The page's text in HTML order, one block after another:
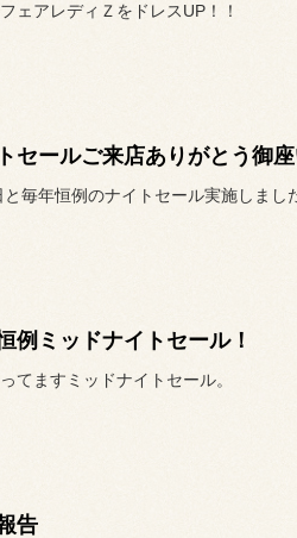
ェアレディＺをドレスUP！！
セールご来店ありがとう御座
例ミッドナイトセール！
てますミッドナイトセール。
告